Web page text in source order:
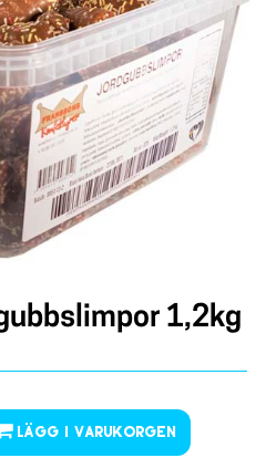
1,2kg
Lägg i varukorgen